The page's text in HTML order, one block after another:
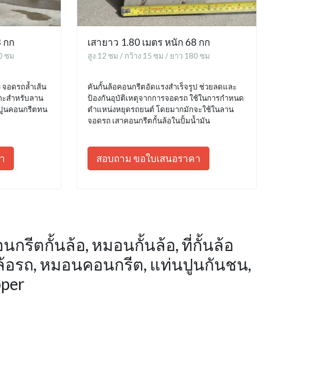
กก
ซม
อดรถล้ำเส้น
สำหรับลาน
นคอนกรีตทน
เสายาว 1.80 เมตร หนัก 68 กก
สูง 12 ซม / กว้าง 15 ซม / ยาว 180 ซม
คันกั้นล้อคอนกรีตอัดแรงสำเร็จรูป ช่วยลดและ
ป้องกันอุบัติเหตุจากการจอดรถ ใช้ในการกำหนด
ตำแหน่งหยุดรถยนต์ โดยมากมักจะใช้ในลาน
จอดรถ เสาคอนกรีตกั้นล้อในปั้มน้ำมัน
สอบถาม ขอใบเสนอราคา
กรีตกั้นล้อ, หมอนกั้นล้อ, ที่กั้นล้อ
รถ, หมอนคอนกรีต, แท่นปูนกันชน,